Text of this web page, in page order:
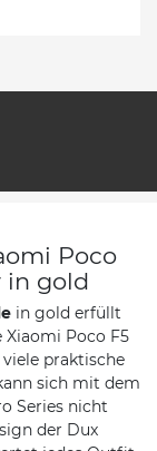
Poco
in gold
in gold erfüllt
Xiaomi Poco F5
praktische
sich mit dem
Series nicht
der Dux